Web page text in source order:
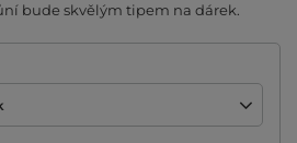
bude skvělým tipem na dárek.